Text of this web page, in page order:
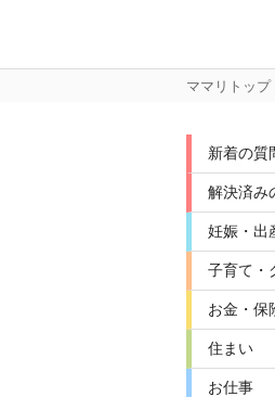
ママリトップ
新着の質
解決済み
妊娠・出
子育て・
お金・保
住まい
お仕事